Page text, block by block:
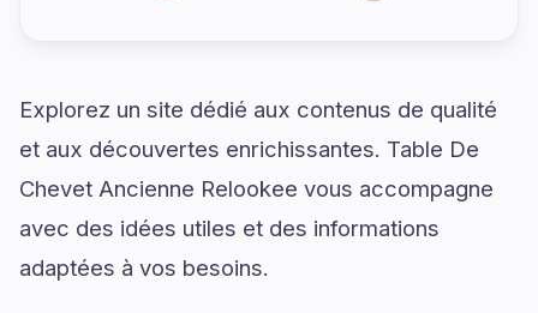
Explorez un site dédié aux contenus de qualité
et aux découvertes enrichissantes. Table De
Chevet Ancienne Relookee vous accompagne
avec des idées utiles et des informations
adaptées à vos besoins.